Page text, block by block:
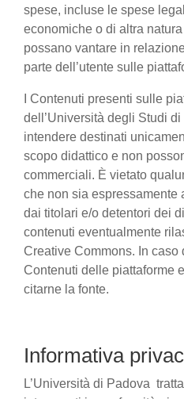
spese, incluse le spese
economiche o di altra
possano vantare in
parte dell’utente sulle
I Contenuti presenti sulle
dell’Università degli Studi
intendere destinati
scopo didattico e non
commerciali. È vietato
che non sia espressamente
dai titolari e/o detentori dei
contenuti eventualmente
Creative Commons. In caso
Contenuti delle piattaforme
citarne la fonte.
Informativa
L’Università di Padova